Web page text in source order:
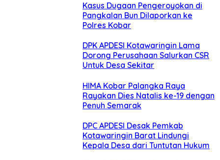
Kasus Dugaan Pengeroyokan di
Pangkalan Bun Dilaporkan ke
Polres Kobar
DPK APDESI Kotawaringin Lama
Dorong Perusahaan Salurkan CSR
Untuk Desa Sekitar
HIMA Kobar Palangka Raya
Rayakan Dies Natalis ke-19 dengan
Penuh Semarak
DPC APDESI Desak Pemkab
Kotawaringin Barat Lindungi
Kepala Desa dari Tuntutan Hukum